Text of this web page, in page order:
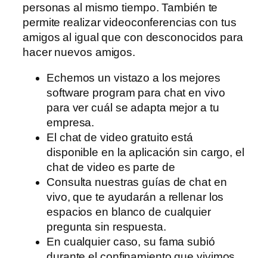
personas al mismo tiempo. También te
permite realizar videoconferencias con tus
amigos al igual que con desconocidos para
hacer nuevos amigos.
Echemos un vistazo a los mejores
software program para chat en vivo
para ver cuál se adapta mejor a tu
empresa.
El chat de video gratuito está
disponible en la aplicación sin cargo, el
chat de video es parte de
Consulta nuestras guías de chat en
vivo, que te ayudarán a rellenar los
espacios en blanco de cualquier
pregunta sin respuesta.
En cualquier caso, su fama subió